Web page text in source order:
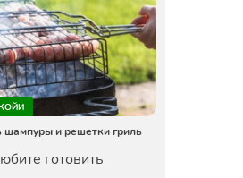
шампуры и решетки гриль
готовить